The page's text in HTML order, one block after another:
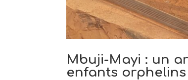
Mbuji-Mayi : un
enfants orphelins